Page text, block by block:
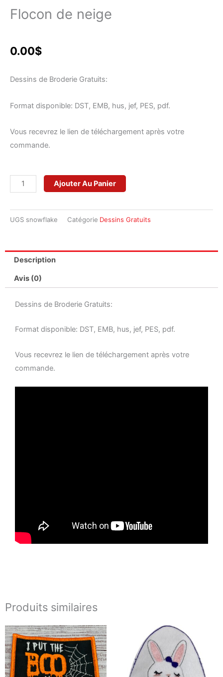
Flocon de neige
0.00$
Dessins de Broderie Gratuits:
Format disponible: DST, EMB, hus, jef, PES, pdf.
Vous recevrez le lien de téléchargement après votre
commande.
quantité
de
Flocon
de
Ajouter Au Panier
UGS snowflake Catégorie Dessins Gratuits
Description
Avis (0)
Dessins de Broderie Gratuits:
Format disponible: DST, EMB, hus, jef, PES, pdf.
Vous recevrez le lien de téléchargement après votre
commande.
Produits similaires